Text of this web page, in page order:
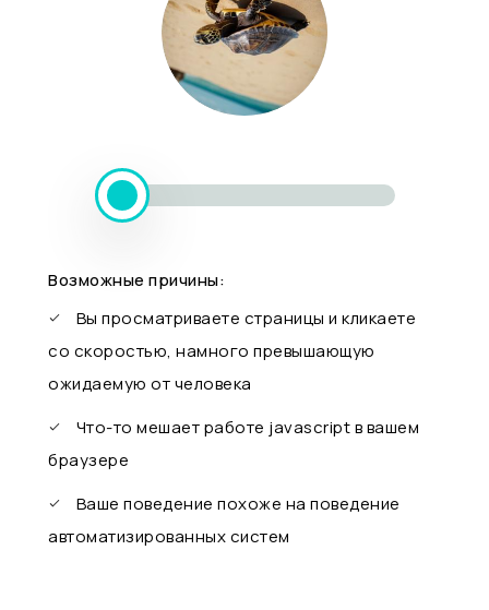
Возможные причины:
Вы просматриваете страницы и кликаете
со скоростью, намного превышающую
ожидаемую от человека
Что-то мешает работе javascript в вашем
браузере
Ваше поведение похоже на поведение
автоматизированных систем